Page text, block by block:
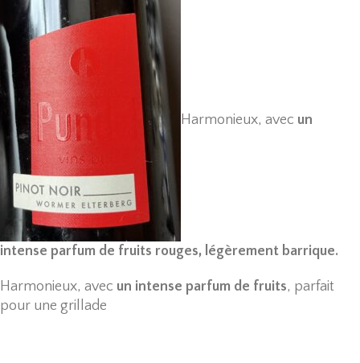
Harmonieux, avec un
intense parfum de fruits rouges, légèrement barrique.
Harmonieux, avec un intense parfum de fruits, parfait
pour une grillade